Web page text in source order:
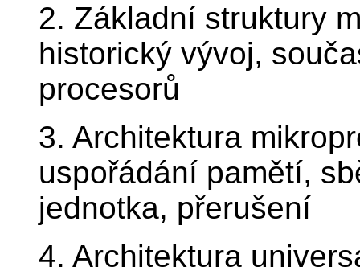
2. Základní struktury
historický vývoj,
procesorů
3. Architektura
uspořádání pamětí,
jednotka, přerušení
4. Architektura